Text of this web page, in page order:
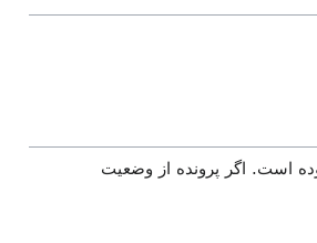
است. اگر پرونده از وضعیت